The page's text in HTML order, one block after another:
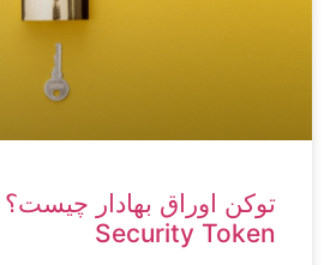
توکن اوراق بهادار چیست؟
Security Token